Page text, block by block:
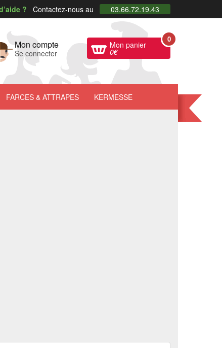
? Contactez-nous au 03.66.72.19.43
Mon compte
Se connecter
Mon panier
0€
0
FARCES & ATTRAPES KERMESSE